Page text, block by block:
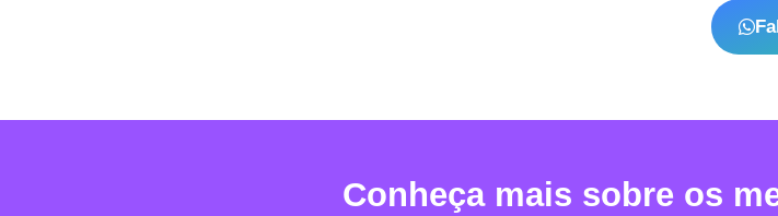
Conheça mais sobre os